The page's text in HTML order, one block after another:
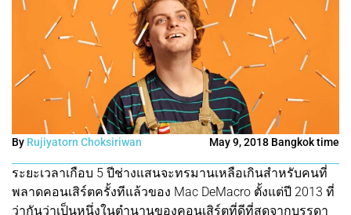
By Rujiyatorn Choksiriwan May 9, 2018 Bangkok time
ระยะเวลาเกือบ 5 ปีช่างแสนจะทรมานเหลือเกินสำหรับคนที่
พลาดคอนเสิร์ตครั้งทีแล้วของ Mac DeMacro ตั้งแต่ปี 2013 ที่
ว่ากันว่าเป็นหนึ่งในตำนานของคอนเสิร์ตที่ดีที่สุดจากบรรดา